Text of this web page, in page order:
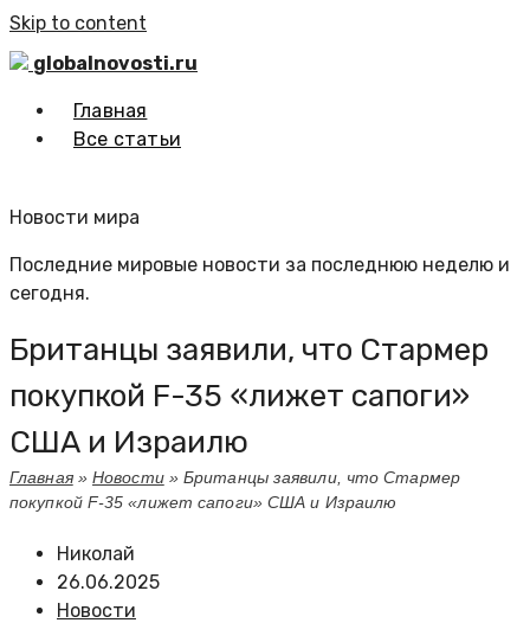
Skip to content
globalnovosti.ru
Главная
Все статьи
Новости мира
Последние мировые новости за последнюю неделю и
сегодня.
Британцы заявили, что Стармер
покупкой F-35 «лижет сапоги»
США и Израилю
Главная»Новости»Британцы заявили, что Стармер
покупкой F-35 «лижет сапоги» США и Израилю
Николай
26.06.2025
Новости